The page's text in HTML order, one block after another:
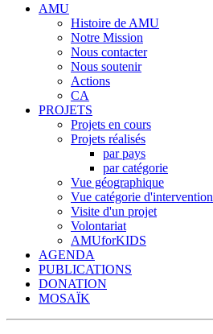
AMU
Histoire de AMU
Notre Mission
Nous contacter
Nous soutenir
Actions
CA
PROJETS
Projets en cours
Projets réalisés
par pays
par catégorie
Vue géographique
Vue catégorie d'intervention
Visite d'un projet
Volontariat
AMUforKIDS
AGENDA
PUBLICATIONS
DONATION
MOSAÏK